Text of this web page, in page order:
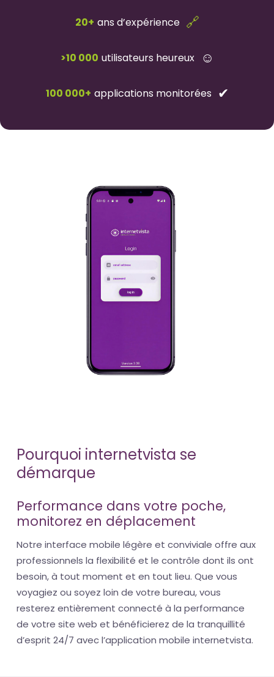
20+ ans d’expérience 🔗
>10 000 utilisateurs heureux ☺
100 000+ applications monitorées ✔
Pourquoi internetvista se
démarque
Performance dans votre poche,
monitorez en déplacement
Notre interface mobile légère et conviviale offre aux
professionnels la flexibilité et le contrôle dont ils ont
besoin, à tout moment et en tout lieu. Que vous
voyagiez ou soyez loin de votre bureau, vous
resterez entièrement connecté à la performance
de votre site web et bénéficierez de la tranquillité
d’esprit 24/7 avec l’application mobile internetvista.